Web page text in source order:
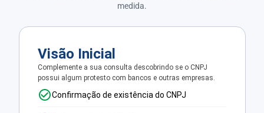
medida.
Visão Inicial
Complemente a sua consulta descobrindo se o CNPJ
possui algum protesto com bancos e outras empresas.
Confirmação de existência do CNPJ